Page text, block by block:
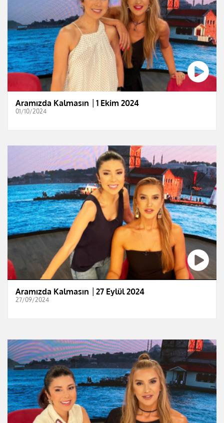
Aramızda Kalmasın │1 Ekim 2024
01/10/2024
Aramızda Kalmasın │27 Eylül 2024
27/09/2024